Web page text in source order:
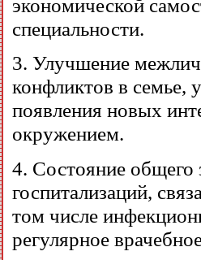
экономической
специальности.
3. Улучшение
конфликтов в семье,
появления новых
окружением.
4. Состояние общего
госпитализаций,
том числе
регулярное